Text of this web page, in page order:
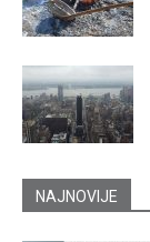
NAJNOVIJE